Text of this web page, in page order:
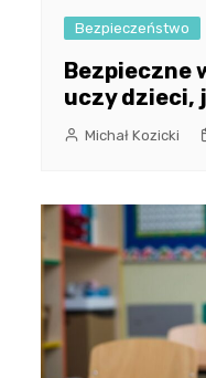
Bezpieczeństwo
Bezpieczne
uczy dzieci,
Michał Kozicki